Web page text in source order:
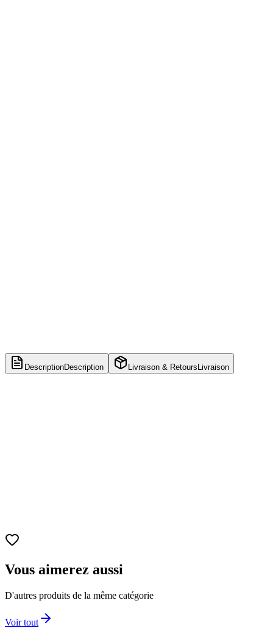
DescriptionDescription Livraison & Retours Livraison
Vous aimerez aussi
D'autres produits de la même catégorie
Voir tout